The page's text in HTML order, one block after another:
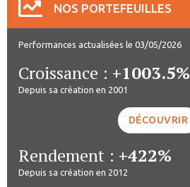
NOS PORTEFEUILLES
Performances actualisées le 03/05/2026
Croissance : +1003.5%
Depuis sa création en 2001
DÉCOUVRIR
Rendement : +422%
Depuis sa création en 2012